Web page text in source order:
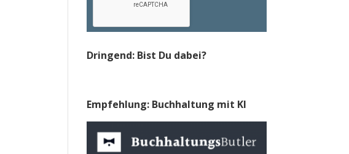
Dringend: Bist Du dabei?
Empfehlung: Buchhaltung mit KI